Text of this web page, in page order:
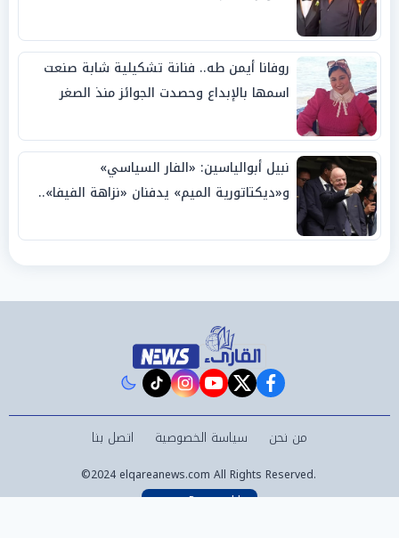
روفانا أيمن طه.. فنانة تشكيلية شابة صنعت
اسمها بالإبداع وحصدت الجوائز منذ الصغر
نبيل أبوالياسين: «الفار السياسي»
و«ديكتاتورية الميم» يدفنان «نزاهة الفيفا»..
facebook
twitter
youtube
instagram
tiktok
من نحن سياسة الخصوصية اتصل بنا
©2024 elqareanews.com All Rights Reserved.
Powered by